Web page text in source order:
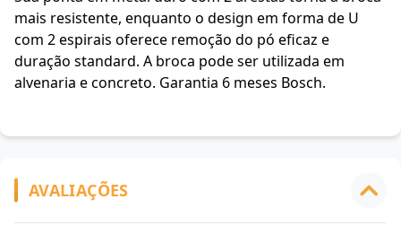
mais resistente, enquanto o design em forma de U
com 2 espirais oferece remoção do pó eficaz e
duração standard. A broca pode ser utilizada em
alvenaria e concreto. Garantia 6 meses Bosch.
AVALIAÇÕES